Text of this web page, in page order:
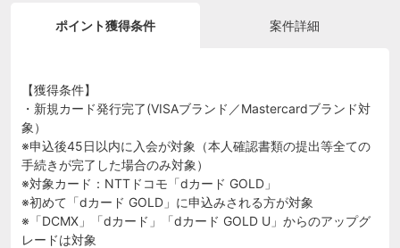
ポイント獲得条件 案件詳細
【獲得条件】
・新規カード発行完了(VISAブランド／Mastercardブランド対
象）
※申込後45日以内に入会が対象（本人確認書類の提出等全ての
手続きが完了した場合のみ対象）
※対象カード：NTTドコモ「dカード GOLD」
※初めて「dカード GOLD」に申込みされる方が対象
※「DCMX」「dカード」「dカード GOLD U」からのアップグ
レードは対象